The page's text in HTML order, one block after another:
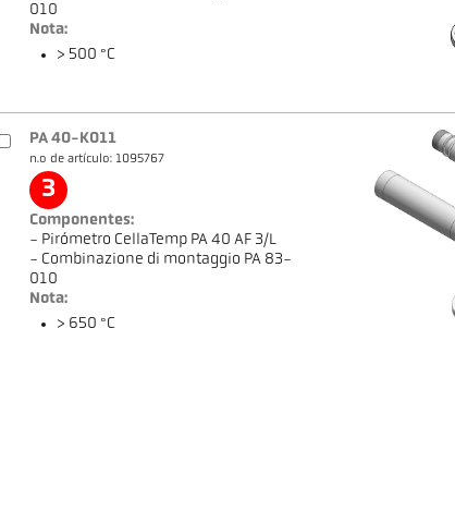
010
Nota:
> 500 °C
PA 40-K011
n.o de artículo: 1095767
3
Componentes:
- Pirómetro CellaTemp PA 40 AF 3/L
- Combinazione di montaggio PA 83-
010
Nota:
> 650 °C